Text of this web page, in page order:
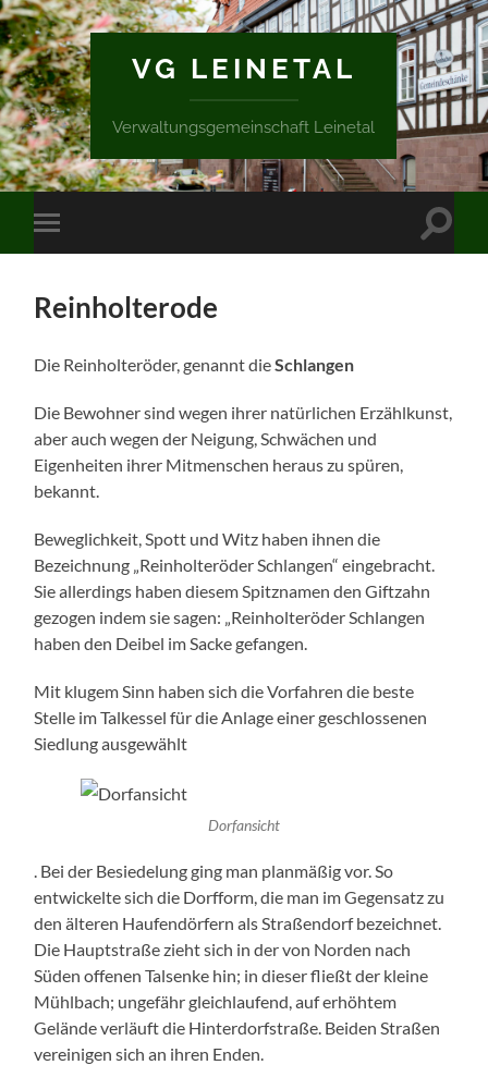
VG LEINETAL
Verwaltungsgemeinschaft Leinetal
Mobile-
Menü
Reinholterode
Die Reinholteröder, genannt dieSchlangen
Die Bewohner sind wegen ihrer natürlichen Erzählkunst,
aber auch wegen der Neigung, Schwächen und
Eigenheiten ihrer Mitmenschen heraus zu spüren,
bekannt.
Beweglichkeit, Spott und Witz haben ihnen die
Bezeichnung „Reinholteröder Schlangen“ eingebracht.
Sie allerdings haben diesem Spitznamen den Giftzahn
gezogen indem sie sagen: „Reinholteröder Schlangen
haben den Deibel im Sacke gefangen.
Mit klugem Sinn haben sich die Vorfahren die beste
Stelle im Talkessel für die Anlage einer geschlossenen
Siedlung ausgewählt
Dorfansicht
. Bei der Besiedelung ging man planmäßig vor. So
entwickelte sich die Dorfform, die man im Gegensatz zu
den älteren Haufendörfern als Straßendorf bezeichnet.
Die Hauptstraße zieht sich in der von Norden nach
Süden offenen Talsenke hin; in dieser fließt der kleine
Mühlbach; ungefähr gleichlaufend, auf erhöhtem
Gelände verläuft die Hinterdorfstraße. Beiden Straßen
vereinigen sich an ihren Enden.